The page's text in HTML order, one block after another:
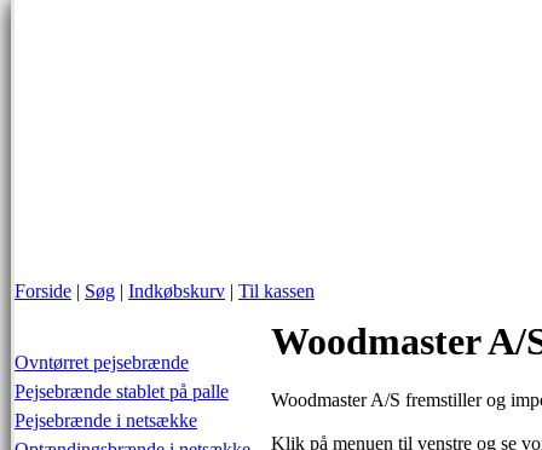
Forside | Søg | Indkøbskurv | Til kassen
Ovntørret pejsebrænde
Pejsebrænde stablet på palle
Pejsebrænde i netsække
Woodmaster A/
Woodmaster A/S fremstiller og
Klik på menuen til venstre og se